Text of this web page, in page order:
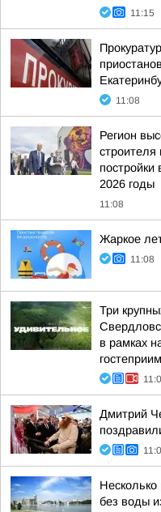
11:15
11:08
Регион
постройки
2026 годы
11:08
Жаркое
11:08
Три
в рамках
Дмитрий
Несколько
без воды